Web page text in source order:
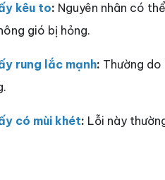
kêu to: Nguyên nhân có
gió bị hỏng.
rung lắc mạnh: Thường
có mùi khét: Lỗi này